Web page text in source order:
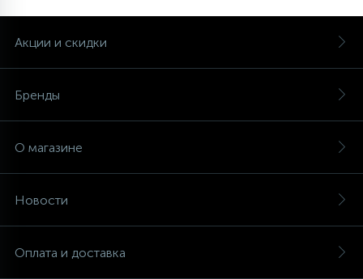
Акции и скидки
Бренды
О магазине
Новости
Оплата и доставка